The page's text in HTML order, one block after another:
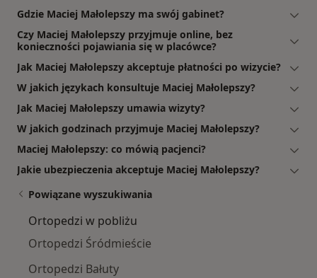
Gdzie Maciej Małolepszy ma swój gabinet?
Czy Maciej Małolepszy przyjmuje online, bez
konieczności pojawiania się w placówce?
Jak Maciej Małolepszy akceptuje płatności po wizycie?
W jakich językach konsultuje Maciej Małolepszy?
Jak Maciej Małolepszy umawia wizyty?
W jakich godzinach przyjmuje Maciej Małolepszy?
Maciej Małolepszy: co mówią pacjenci?
Jakie ubezpieczenia akceptuje Maciej Małolepszy?
Powiązane wyszukiwania
Ortopedzi w pobliżu
Ortopedzi Śródmieście
Ortopedzi Bałuty